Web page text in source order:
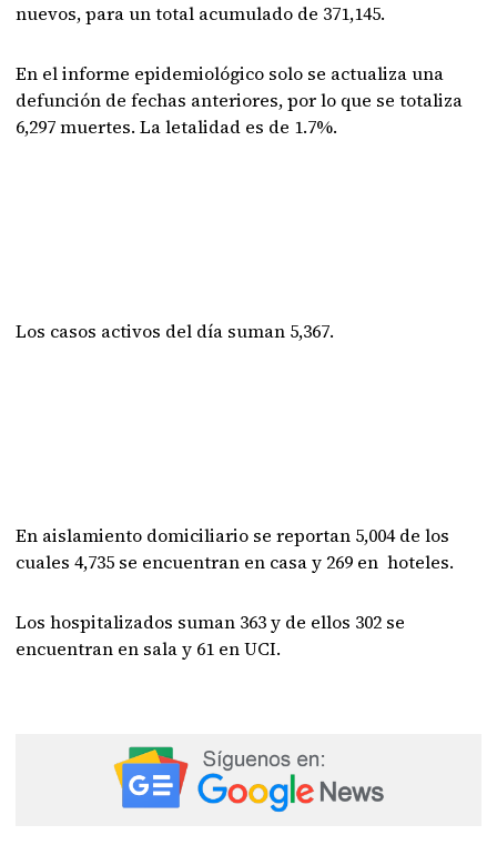
nuevos, para un total acumulado de 371,145.
En el informe epidemiológico solo se actualiza una
defunción de fechas anteriores, por lo que se totaliza
6,297 muertes. La letalidad es de 1.7%.
Los casos activos del día suman 5,367.
En aislamiento domiciliario se reportan 5,004 de los
cuales 4,735 se encuentran en casa y 269 en hoteles.
Los hospitalizados suman 363 y de ellos 302 se
encuentran en sala y 61 en UCI.